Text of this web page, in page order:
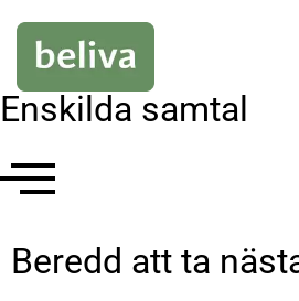
Enskilda samtal
Beredd att ta